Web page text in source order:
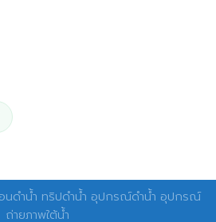
นดำน้ำ ทริปดำน้ำ อุปกรณ์ดำน้ำ อุปกรณ์
ถ่ายภาพใต้น้ำ